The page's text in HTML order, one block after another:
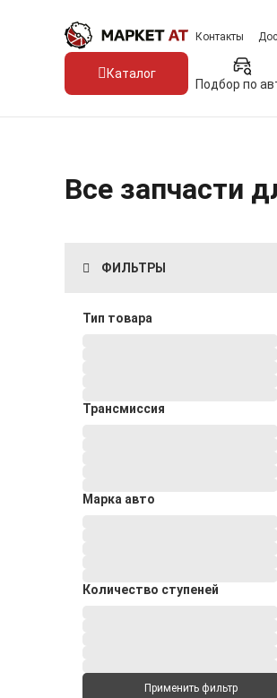
Контакты
Каталог
Подбор по
Все запчасти
ФИЛЬТРЫ
Тип товара
Трансмиссия
Марка авто
Количество ступеней
Применить фильтр